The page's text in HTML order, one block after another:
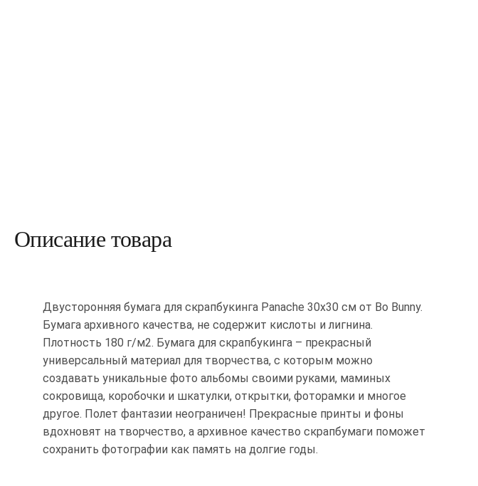
Описание товара
Двусторонняя бумага для скрапбукинга Panache 30х30 см от Bo Bunny.
Бумага архивного качества, не содержит кислоты и лигнина.
Плотность 180 г/м2. Бумага для скрапбукинга – прекрасный
универсальный материал для творчества, с которым можно
создавать уникальные фото альбомы своими руками, маминых
сокровища, коробочки и шкатулки, открытки, фоторамки и многое
другое. Полет фантазии неограничен! Прекрасные принты и фоны
вдохновят на творчество, а архивное качество скрапбумаги поможет
сохранить фотографии как память на долгие годы.